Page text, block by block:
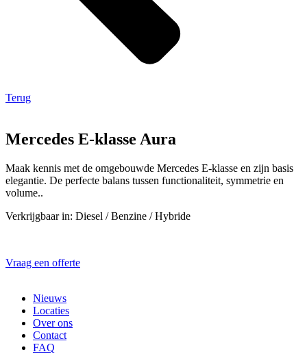
Terug
Mercedes E-klasse Aura
Maak kennis met de omgebouwde Mercedes E-klasse en zijn basis
elegantie. De perfecte balans tussen functionaliteit, symmetrie en
volume..
Verkrijgbaar in: Diesel / Benzine / Hybride
Vraag een offerte
Nieuws
Locaties
Over ons
Contact
FAQ